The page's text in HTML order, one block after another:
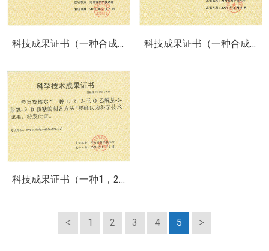
科技成果证书（一种合成胞嘧啶的方法） 科技成果证书（一种合成阿糖腺苷的方法）
科技成果证书（一种1，2，3-三-O-乙酰基-5-脱氧-3-D-核糖的刘备的方法）
1 2 3 4 5